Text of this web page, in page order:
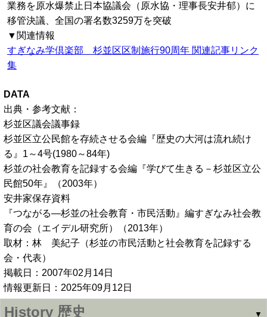
業務を原水爆禁止日本協議会（原水協・理事長安井郁）に
移管決議、全国の署名数3259万を突破
▼関連情報
すぎなみ学倶楽部 杉並区区制施行90周年 関連記事リンク
集
DATA
出典・参考文献：
杉並区議会議事録
杉並区立公民館を存続させる会編『歴史の大河は流れ続け
る』1～4号(1980～84年)
杉並の社会教育を記録する会編『学びて生きる－杉並区立公
民館50年』（2003年）
安井家保存資料
『つながる―杉並の社会教育・市民活動』編すぎなみ社会教
育の会（エイデル研究所）（2013年）
取材：林 美紀子（杉並の市民活動と社会教育を記録する
会・代表）
掲載日：2007年02月14日
情報更新日：2025年09月12日
History 歴史 ▼